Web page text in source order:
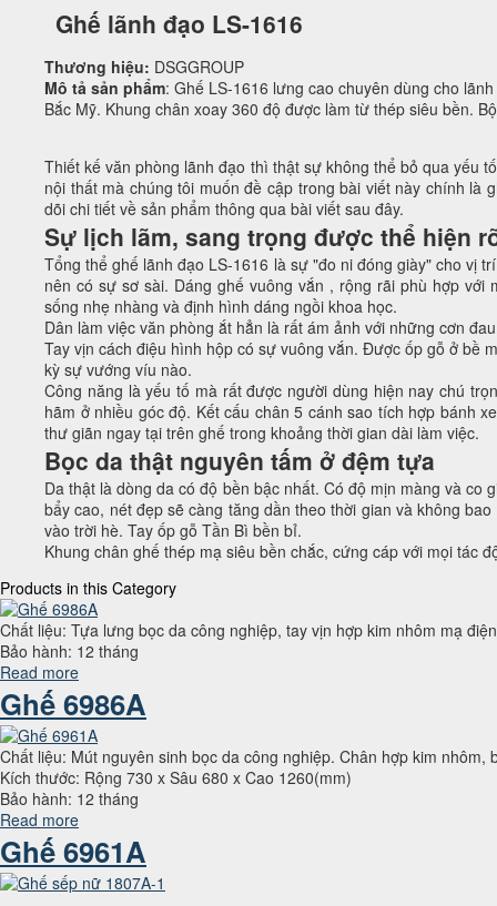
Ghế lãnh đạo LS-1616
Thương hiệu: DSGGROUP
Mô tả sản phẩm: Ghế LS-1616 lưng cao chuyên dùng cho
Bắc Mỹ. Khung chân xoay 360 độ được làm từ thép siêu bền.
Thiết kế văn phòng lãnh đạo thì thật sự không thể bỏ qua yếu
nội thất mà chúng tôi muốn đề cập trong bài viết này chính là
dõi chi tiết về sản phẩm thông qua bài viết sau đây.
Sự lịch lãm, sang trọng được thể hiện
Tổng thể ghế lãnh đạo LS-1616 là sự "đo ni đóng giày" cho vị
nên có sự sơ sài. Dáng ghế vuông vắn , rộng rãi phù hợp
sống nhẹ nhàng và định hình dáng ngồi khoa học.
Dân làm việc văn phòng ắt hẳn là rất ám ảnh với những cơn
Tay vịn cách điệu hình hộp có sự vuông vắn. Được ốp gỗ ở bề
kỳ sự vướng víu nào.
Công năng là yếu tố mà rất được người dùng hiện nay chú
hãm ở nhiều góc độ. Kết cấu chân 5 cánh sao tích hợp bánh
thư giãn ngay tại trên ghế trong khoảng thời gian dài làm việc.
Bọc da thật nguyên tấm ở đệm tựa
Da thật là dòng da có độ bền bậc nhất. Có độ mịn màng và
bẩy cao, nét đẹp sẽ càng tăng dần theo thời gian và không
vào trời hè. Tay ốp gỗ Tần Bì bền bỉ.
Khung chân ghế thép mạ siêu bền chắc, cứng cáp với mọi tác
Products in this Category
Chất liệu: Tựa lưng bọc da công nghiệp, tay vịn hợp kim nhôm mạ
Bảo hành: 12 tháng
Read more
Ghế 6986A
Chất liệu: Mút nguyên sinh bọc da công nghiệp. Chân hợp kim nhôm,
Kích thước: Rộng 730 x Sâu 680 x Cao 1260(mm)
Bảo hành: 12 tháng
Read more
Ghế 6961A